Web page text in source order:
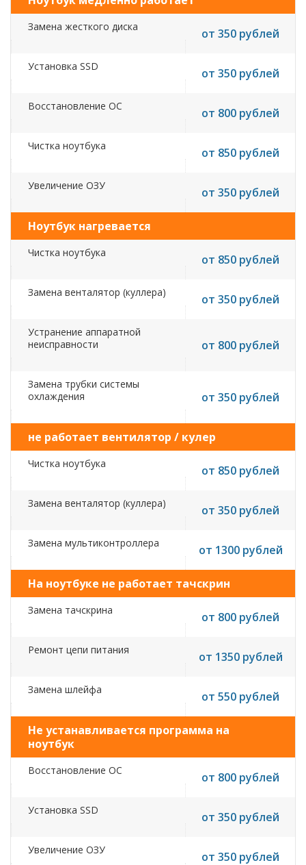
Замена жесткого диска от 350 рублей
Установка SSD от 350 рублей
Восстановление ОС от 800 рублей
Чистка ноутбука от 850 рублей
Увеличение ОЗУ от 350 рублей
Ноутбук нагревается
Чистка ноутбука от 850 рублей
Замена венталятор (куллера) от 350 рублей
Устранение аппаратной
неисправности
от 800 рублей
Замена трубки системы
охлаждения
от 350 рублей
не работает вентилятор / кулер
Чистка ноутбука от 850 рублей
Замена венталятор (куллера) от 350 рублей
Замена мультиконтроллера от 1300 рублей
На ноутбуке не работает тачскрин
Замена тачскрина от 800 рублей
Ремонт цепи питания от 1350 рублей
Замена шлейфа от 550 рублей
Не устанавливается программа на
ноутбук
Восстановление ОС от 800 рублей
Установка SSD от 350 рублей
Увеличение ОЗУ от 350 рублей